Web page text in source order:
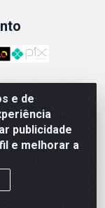
e de
publicidade
e melhorar a
- CNPJ:
1045 -
21020-124